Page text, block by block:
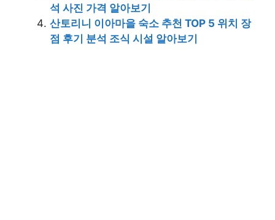
석 사진 가격 알아보기
산토리니 이아마을 숙소 추천 TOP 5 위치 장
점 후기 분석 조식 시설 알아보기